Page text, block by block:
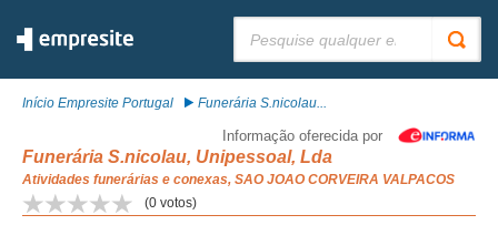
Início Empresite Portugal Funerária S.nicolau...
Informação oferecida por
Funerária S.nicolau, Unipessoal, Lda
Atividades funerárias e conexas, SAO JOAO CORVEIRA VALPACOS
(0 votos)